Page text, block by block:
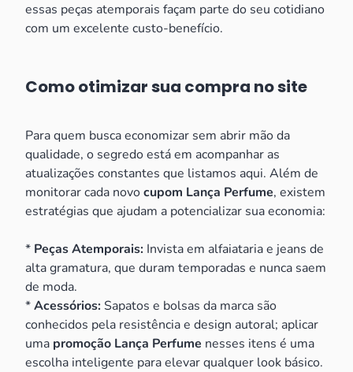
essas peças atemporais façam parte do seu cotidiano
com um excelente custo-benefício.
Como otimizar sua compra no site
Para quem busca economizar sem abrir mão da
qualidade, o segredo está em acompanhar as
atualizações constantes que listamos aqui. Além de
monitorar cada novocupom Lança Perfume, existem
estratégias que ajudam a potencializar sua economia:
* Peças Atemporais: Invista em alfaiataria e jeans de
alta gramatura, que duram temporadas e nunca saem
de moda.
*Acessórios:Sapatos e bolsas da marca são
conhecidos pela resistência e design autoral; aplicar
uma promoção Lança Perfume nesses itens é uma
escolha inteligente para elevar qualquer look básico.